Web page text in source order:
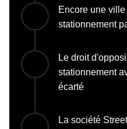
Encore une
stationnement
Le droit
stationnement
écarté
La société